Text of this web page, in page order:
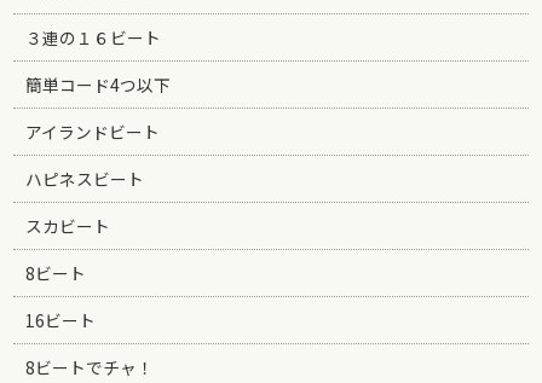
３連の１６ビート
簡単コード4つ以下
アイランドビート
ハピネスビート
スカビート
8ビート
16ビート
8ビートでチャ！